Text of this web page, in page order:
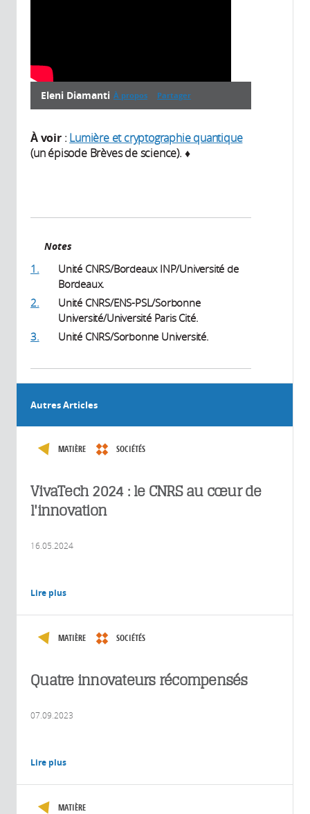
Eleni Diamanti À propos Partager
À propos
2024
Àvoir: Lumière et cryptographie quantique
(un épisode Brèves de science). ♦
Notes
1.
Unité CNRS/Bordeaux INP/Université de
Bordeaux.
2.
Unité CNRS/ENS-PSL/Sorbonne
Université/Université Paris Cité.
3.
Unité CNRS/Sorbonne Université.
Autres Articles
MATIÈRE SOCIÉTÉS
VivaTech 2024 : le CNRS au cœur de
l'innovation
16.05.2024
Lire plus
MATIÈRE SOCIÉTÉS
Quatre innovateurs récompensés
07.09.2023
Lire plus
MATIÈRE